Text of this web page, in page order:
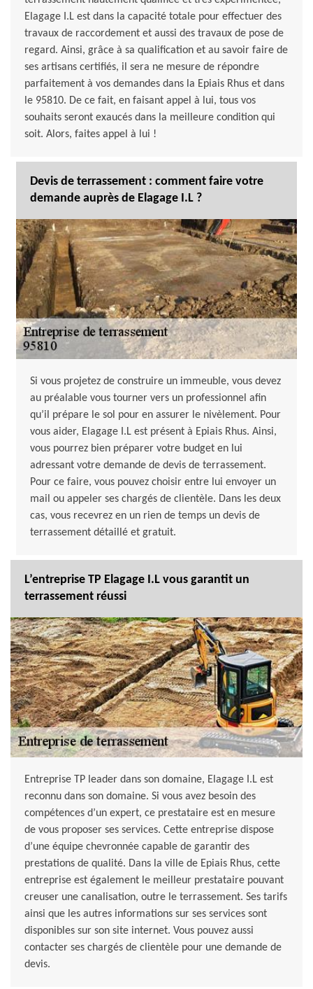
Elagage I.L est dans la capacité totale pour effectuer des
travaux de raccordement et aussi des travaux de pose de
regard. Ainsi, grâce à sa qualification et au savoir faire de
ses artisans certifiés, il sera ne mesure de répondre
parfaitement à vos demandes dans la Epiais Rhus et dans
le 95810. De ce fait, en faisant appel à lui, tous vos
souhaits seront exaucés dans la meilleure condition qui
soit. Alors, faites appel à lui !
Devis de terrassement : comment faire votre
demande auprès de Elagage I.L ?
Si vous projetez de construire un immeuble, vous devez
au préalable vous tourner vers un professionnel afin
qu’il prépare le sol pour en assurer le nivèlement. Pour
vous aider, Elagage I.L est présent à Epiais Rhus. Ainsi,
vous pourrez bien préparer votre budget en lui
adressant votre demande de devis de terrassement.
Pour ce faire, vous pouvez choisir entre lui envoyer un
mail ou appeler ses chargés de clientèle. Dans les deux
cas, vous recevrez en un rien de temps un devis de
terrassement détaillé et gratuit.
L’entreprise TP Elagage I.L vous garantit un
terrassement réussi
Entreprise TP leader dans son domaine, Elagage I.L est
reconnu dans son domaine. Si vous avez besoin des
compétences d’un expert, ce prestataire est en mesure
de vous proposer ses services. Cette entreprise dispose
d’une équipe chevronnée capable de garantir des
prestations de qualité. Dans la ville de Epiais Rhus, cette
entreprise est également le meilleur prestataire pouvant
creuser une canalisation, outre le terrassement. Ses tarifs
ainsi que les autres informations sur ses services sont
disponibles sur son site internet. Vous pouvez aussi
contacter ses chargés de clientèle pour une demande de
devis.